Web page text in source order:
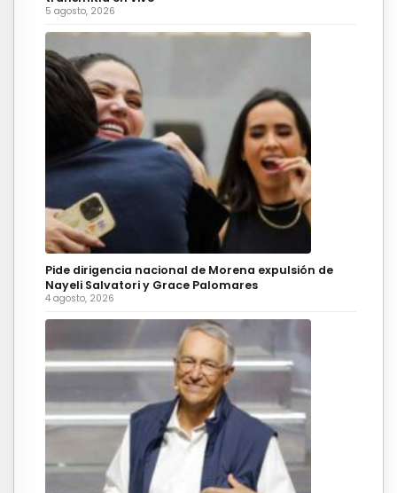
5 agosto, 2026
Pide dirigencia nacional de Morena expulsión de
Nayeli Salvatori y Grace Palomares
4 agosto, 2026